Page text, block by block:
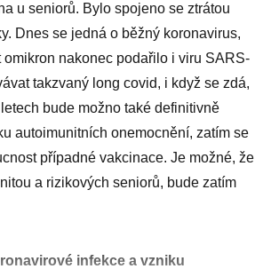
u seniorů. Bylo spojeno se ztrátou
Dnes se jedná o běžný koronavirus,
nakonec podařilo i viru SARS-
takzvaný long covid, i když se zdá,
bude možno také definitivně
autoimunitních onemocnění, zatím se
případné vakcinace. Je možné, že
a rizikových seniorů, bude zatím
infekce a vzniku